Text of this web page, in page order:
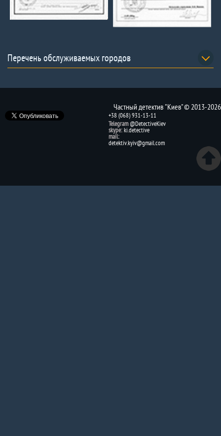
Перечень обслуживаемых городов
Частный детектив "Киев" © 2013-2026
+38 (068) 931-13-11
Telegram @DetectiveKiev
skype:ki.detective
mail:
detektiv.kyiv@gmail.com